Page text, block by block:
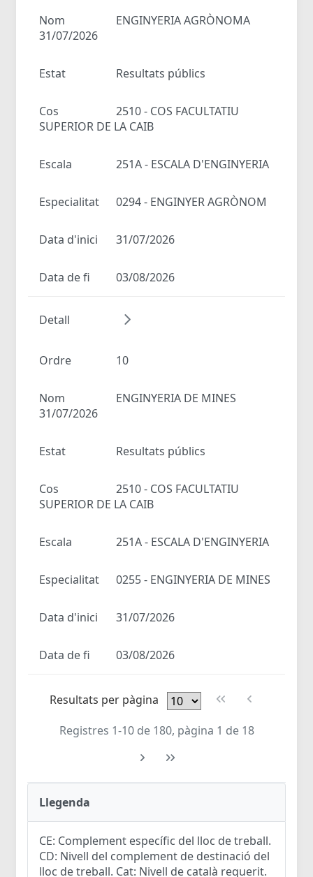
Nom
ENGINYERIA AGRÒNOMA
31/07/2026
Estat Resultats públics
Cos
2510 - COS FACULTATIU
SUPERIOR DE LA CAIB
Escala 251A - ESCALA D'ENGINYERIA
Especialitat 0294 - ENGINYER AGRÒNOM
Data d'inici 31/07/2026
Data de fi 03/08/2026
Detall
Ordre 10
Nom
ENGINYERIA DE MINES
31/07/2026
Estat Resultats públics
Cos
2510 - COS FACULTATIU
SUPERIOR DE LA CAIB
Escala 251A - ESCALA D'ENGINYERIA
Especialitat 0255 - ENGINYERIA DE MINES
Data d'inici 31/07/2026
Data de fi 03/08/2026
Resultats per pàgina
Registres 1-10 de 180, pàgina 1 de 18
Llegenda
CE: Complement específic del lloc de treball.
CD: Nivell del complement de destinació del
lloc de treball. Cat: Nivell de català requerit.